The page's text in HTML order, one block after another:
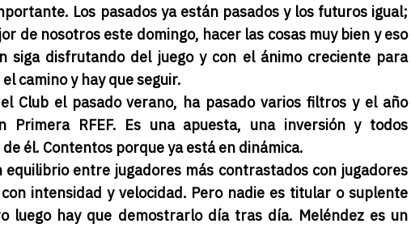
Los pasados ya están pasados y los futuros igual;
de nosotros este domingo, hacer las cosas muy bien y eso
siga disfrutando del juego y con el ánimo creciente para
camino y hay que seguir.
Club el pasado verano, ha pasado varios filtros y el año
Primera RFEF. Es una apuesta, una inversión y todos
él. Contentos porque ya está en dinámica.
equilibrio entre jugadores más contrastados con jugadores
intensidad y velocidad. Pero nadie es titular o suplente
luego hay que demostrarlo día tras día. Meléndez es un